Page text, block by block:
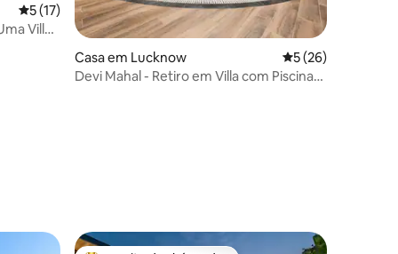
Classificação média de 5 em 5 estrelas, 17avaliações
5 (17)
Villa
Casa em Lucknow Classificação
5 (26)
Devi Mahal - Retiro em Villa com Piscina